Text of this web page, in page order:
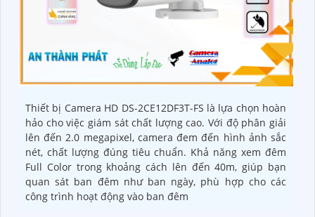
Thiết bị Camera HD DS-2CE12DF3T-FS là lựa chọn hoàn
hảo cho việc giám sát chất lượng cao. Với độ phân giải
lên đến 2.0 megapixel, camera đem đến hình ảnh sắc
nét, chất lượng đúng tiêu chuẩn. Khả năng xem đêm
Full Color trong khoảng cách lên đến 40m, giúp bạn
quan sát ban đêm như ban ngày, phù hợp cho các
công trình hoạt động vào ban đêm